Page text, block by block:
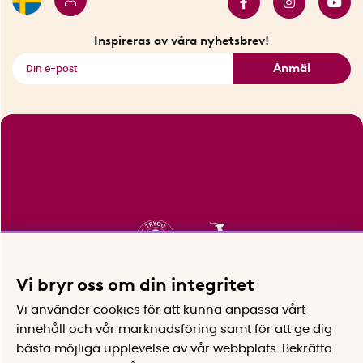
Inspireras av våra nyhetsbrev!
Anmäl
Vi bryr oss om din integritet
Vi använder cookies för att kunna anpassa vårt
innehåll och vår marknadsföring samt för att ge dig
bästa möjliga upplevelse av vår webbplats.
Bekräfta